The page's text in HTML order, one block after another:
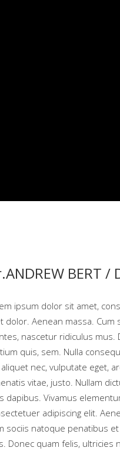
BERT /
ipsum dolor sit amet,
dolor. Aenean massa.
nascetur ridiculus mus.
quis, sem. Nulla
aliquet nec, vulputate eget,
vitae, justo. Nullam
dapibus. Vivamus
adipiscing elit.
sociis natoque penatibus
Donec quam felis, ultricies